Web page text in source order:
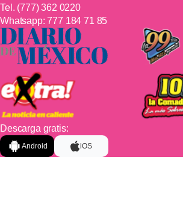
Tel. (777) 362 0220
Whatsapp:777 184 71 85
Descarga gratis:
Android iOS